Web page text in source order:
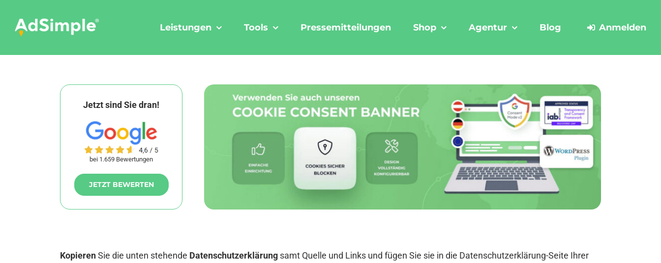
content
Leistungen Tools Pressemitteilungen Shop Agentur Blog Anmelden
Jetzt sind Sie dran!
bei 1.659 Bewertungen
JETZT BEWERTEN
KopierenSie die unten stehende Datenschutzerklärung samt Quelle und Links und fügen Sie sie in die Datenschutzerklärung-Seite Ihrer